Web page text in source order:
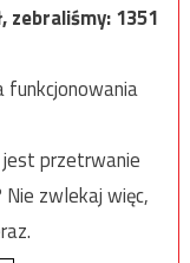
zebraliśmy:1351
przetrwanie
zwlekaj więc,